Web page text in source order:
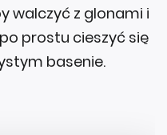
walczyć z glonami i
prostu cieszyć się
basenie.